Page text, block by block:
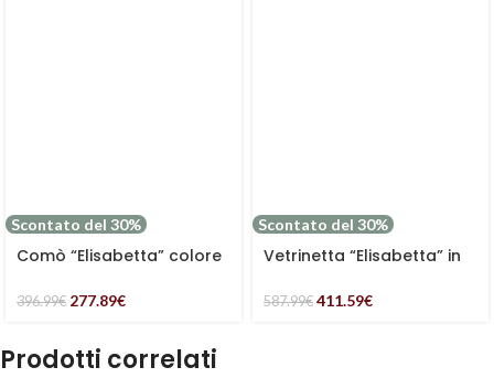
Scontato del 30%
Comò “Elisabetta” colore
MDF
396.99€ 277.89€
Scontato del 30%
Vetrinetta “Elisabetta” in
miele e grigio
587.99€ 411.59€
Prodotti correlati